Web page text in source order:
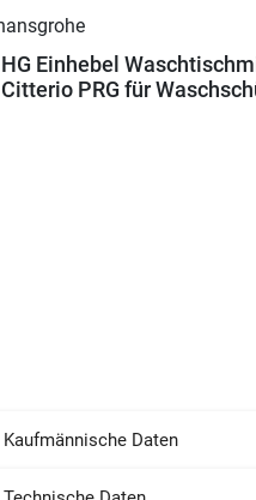
HG Einhebel
Citterio PRG für
Kaufmännische Daten